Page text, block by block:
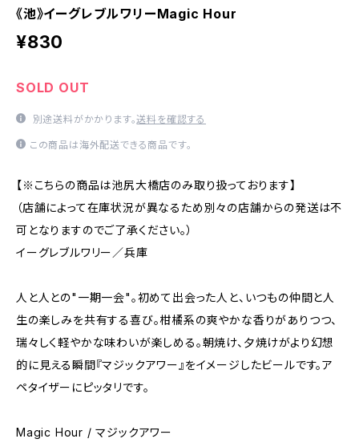
《池》イーグレブルワリーMagic Hour
¥830
SOLD OUT
別途送料がかかります。送料を確認する
この商品は海外配送できる商品です。
【※こちらの商品は池尻大橋店のみ取り扱っております】
（店舗によって在庫状況が異なるため別々の店舗からの発送は不
可となりますのでご了承ください。）
イーグレブルワリー／兵庫
人と人との"一期一会"。初めて出会った人と、いつもの仲間と人
生の楽しみを共有する喜び。柑橘系の爽やかな香りがありつつ、
瑞々しく軽やかな味わいが楽しめる。朝焼け、夕焼けがより幻想
的に見える瞬間『マジックアワー』をイメージしたビールです。ア
ペタイザーにピッタリです。
Magic Hour / マジックアワー